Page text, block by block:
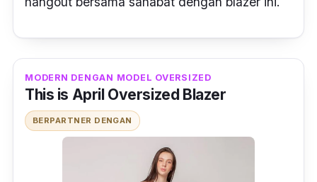
MODERN DENGAN MODEL OVERSIZED
This is April Oversized Blazer
BERPARTNER DENGAN